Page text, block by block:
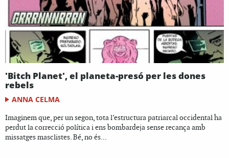
'Bitch Planet', el planeta-presó per les dones
rebels
ANNA CELMA
Imaginem que, per un segon, tota l’estructura patriarcal occidental ha
perdut la correcció política i ens bombardeja sense recança amb
missatges masclistes. Bé, no és...